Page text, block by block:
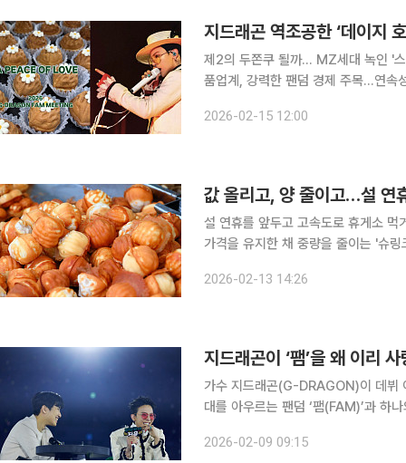
지드래곤 역조공한 ‘데이지
제2의 두쫀쿠 될까… MZ세대 녹인 '
품업계, 강력한 팬덤 경제 주목...연속성 주목 가수 지드래곤(GD)이 팬들에게 선물
단순한 먹거리를 넘어 아티스트의 세
2026-02-15 12:00
값 올리고, 양 줄이고…설 연
설 연휴를 앞두고 고속도로 휴게소 먹
가격을 유지한 채 중량을 줄이는 '슈링크플레이션' 사
매출 상위 10개 품목 중 호두과자가
2026-02-13 14:26
지드래곤이 ‘팸’을 왜 이리
가수 지드래곤(G-DRAGON)이 데뷔
대를 아우르는 팬덤 ‘팸(FAM)’과 하나의 가족 서사를 완
[[FAM+ILY : 패밀리 : 팸 아이 러브
2026-02-09 09:15